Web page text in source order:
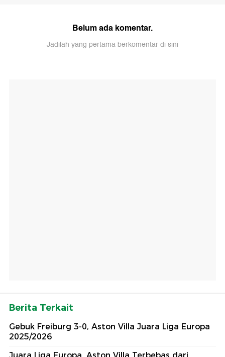
Belum ada komentar.
Jadilah yang pertama berkomentar di sini
Berita Terkait
Gebuk Freiburg 3-0, Aston Villa Juara Liga Europa
2025/2026